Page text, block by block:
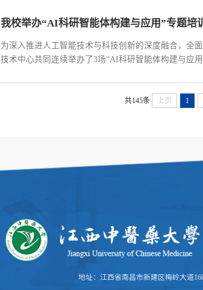
我校举办“AI科研智能体构建与应用”专题培
为深入推进人工智能技术与科技创新的深度融合，全
技术中心共同连续举办了3场“AI科研智能体构建与应
共145条 上页 1
地址：江西省南昌市新建区梅岭大道